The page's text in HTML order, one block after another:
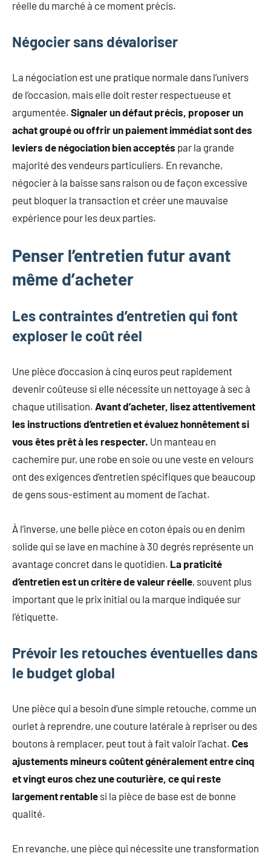
réelle du marché à ce moment précis.
Négocier sans dévaloriser
La négociation est une pratique normale dans l’univers
de l’occasion, mais elle doit rester respectueuse et
argumentée. Signaler un défaut précis, proposer un
achat groupé ou offrir un paiement immédiat sont des
leviers de négociation bien acceptés par la grande
majorité des vendeurs particuliers. En revanche,
négocier à la baisse sans raison ou de façon excessive
peut bloquer la transaction et créer une mauvaise
expérience pour les deux parties.
Penser l’entretien futur avant
même d’acheter
Les contraintes d’entretien qui font
exploser le coût réel
Une pièce d’occasion à cinq euros peut rapidement
devenir coûteuse si elle nécessite un nettoyage à sec à
chaque utilisation. Avant d’acheter, lisez attentivement
les instructions d’entretien et évaluez honnêtement si
vous êtes prêt à les respecter. Un manteau en
cachemire pur, une robe en soie ou une veste en velours
ont des exigences d’entretien spécifiques que beaucoup
de gens sous-estiment au moment de l’achat.
À l’inverse, une belle pièce en coton épais ou en denim
solide qui se lave en machine à 30 degrés représente un
avantage concret dans le quotidien. La praticité
d’entretien est un critère de valeur réelle, souvent plus
important que le prix initial ou la marque indiquée sur
l’étiquette.
Prévoir les retouches éventuelles dans
le budget global
Une pièce qui a besoin d’une simple retouche, comme un
ourlet à reprendre, une couture latérale à repriser ou des
boutons à remplacer, peut tout à fait valoir l’achat. Ces
ajustements mineurs coûtent généralement entre cinq
et vingt euros chez une couturière, ce qui reste
largement rentable si la pièce de base est de bonne
qualité.
En revanche, une pièce qui nécessite une transformation